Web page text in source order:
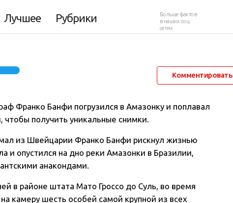
Лучшее Рубрики
Больше фактов
в наших соц.
сетях
Комментировать
Франко Банфи погрузился в Амазонку и поплавал
получить уникальные снимки.
из Швейцарии Франко Банфи рискнул жизнью
и опустился на дно реки Амазонки в Бразилии,
анакондами.
в районе штата Мато Гроссо до Суль, во время
камеру шесть особей самой крупной из всех